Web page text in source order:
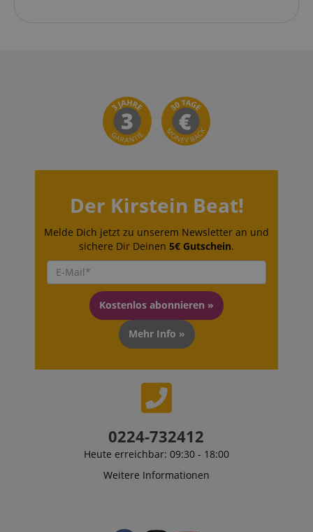
Der Kirstein Beat!
Melde Dich jetzt zu unserem Newsletter an und
sichere Dir Deinen 5€ Gutschein.
Kostenlos abonnieren »
Mehr Info »
0224-732412
Heute erreichbar: 09:30 - 18:00
Weitere Informationen